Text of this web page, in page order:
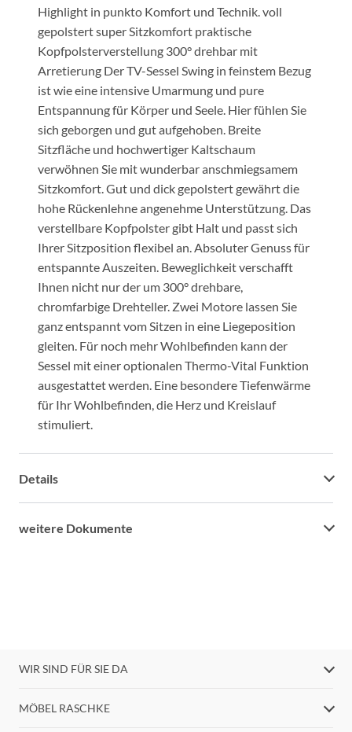
Highlight in punkto Komfort und Technik. voll
gepolstert super Sitzkomfort praktische
Kopfpolsterverstellung 300° drehbar mit
Arretierung Der TV-Sessel Swing in feinstem Bezug
ist wie eine intensive Umarmung und pure
Entspannung für Körper und Seele. Hier fühlen Sie
sich geborgen und gut aufgehoben. Breite
Sitzfläche und hochwertiger Kaltschaum
verwöhnen Sie mit wunderbar anschmiegsamem
Sitzkomfort. Gut und dick gepolstert gewährt die
hohe Rückenlehne angenehme Unterstützung. Das
verstellbare Kopfpolster gibt Halt und passt sich
Ihrer Sitzposition flexibel an. Absoluter Genuss für
entspannte Auszeiten. Beweglichkeit verschafft
Ihnen nicht nur der um 300° drehbare,
chromfarbige Drehteller. Zwei Motore lassen Sie
ganz entspannt vom Sitzen in eine Liegeposition
gleiten. Für noch mehr Wohlbefinden kann der
Sessel mit einer optionalen Thermo-Vital Funktion
ausgestattet werden. Eine besondere Tiefenwärme
für Ihr Wohlbefinden, die Herz und Kreislauf
stimuliert.
Details
weitere Dokumente
WIR SIND FÜR SIE DA
MÖBEL RASCHKE